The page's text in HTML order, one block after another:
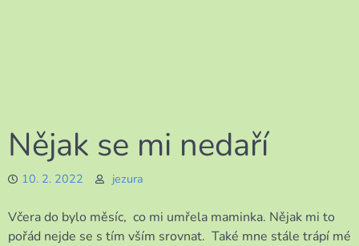
Nějak se mi nedaří
10. 2. 2022 jezura
Včera do bylo měsíc, co mi umřela maminka. Nějak mi to
pořád nejde se s tím vším srovnat. Také mne stále trápí mé